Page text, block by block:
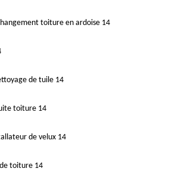
toiture en ardoise 14
de tuile 14
toiture 14
de velux 14
toiture 14